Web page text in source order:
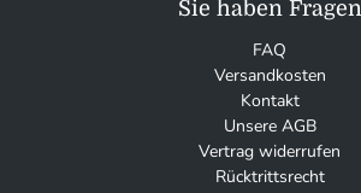
Sie haben Fragen
FAQ
Versandkosten
Kontakt
Unsere AGB
Vertrag widerrufen
Rücktrittsrecht